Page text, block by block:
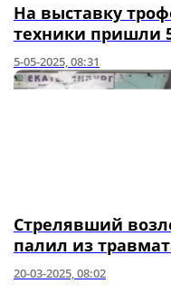
На выставку
техники пришли
5-05-2025, 08:31
Стрелявший
палил из
20-03-2025, 08:02